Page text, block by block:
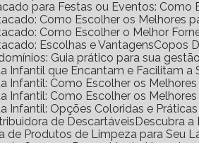
para Festas ou Eventos:
Como Escolher os Melhores
Como Escolher o Melhor
Escolhas e Vantagens
Copos
Guia prático para sua
Infantil que Encantam e Facilitam a
Infantil: Como Escolher os
Infantil: Como Escolher os
Infantil: Opções Coloridas e
de Descartáveis
Descubra
de Produtos de Limpeza para Seu